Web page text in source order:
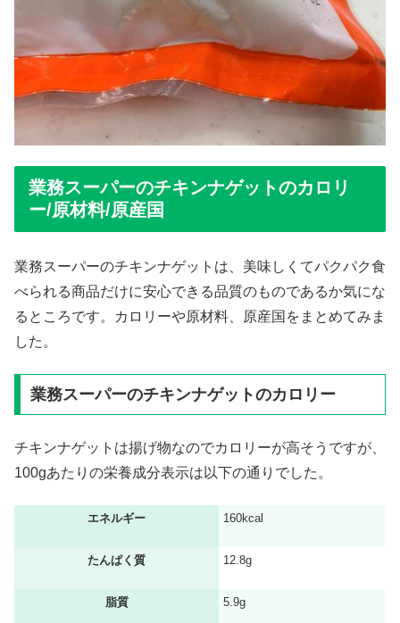
業務スーパーのチキンナゲットのカロリ
ー/原材料/原産国
業務スーパーのチキンナゲットは、美味しくてパクパク食
べられる商品だけに安心できる品質のものであるか気にな
るところです。カロリーや原材料、原産国をまとめてみま
した。
業務スーパーのチキンナゲットのカロリー
チキンナゲットは揚げ物なのでカロリーが高そうですが、
100gあたりの栄養成分表示は以下の通りでした。
エネルギー 160kcal
たんぱく質 12.8g
脂質 5.9g